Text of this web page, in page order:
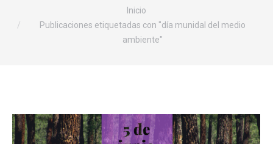
Inicio
Publicaciones etiquetadas con "día munidal del medio
ambiente"